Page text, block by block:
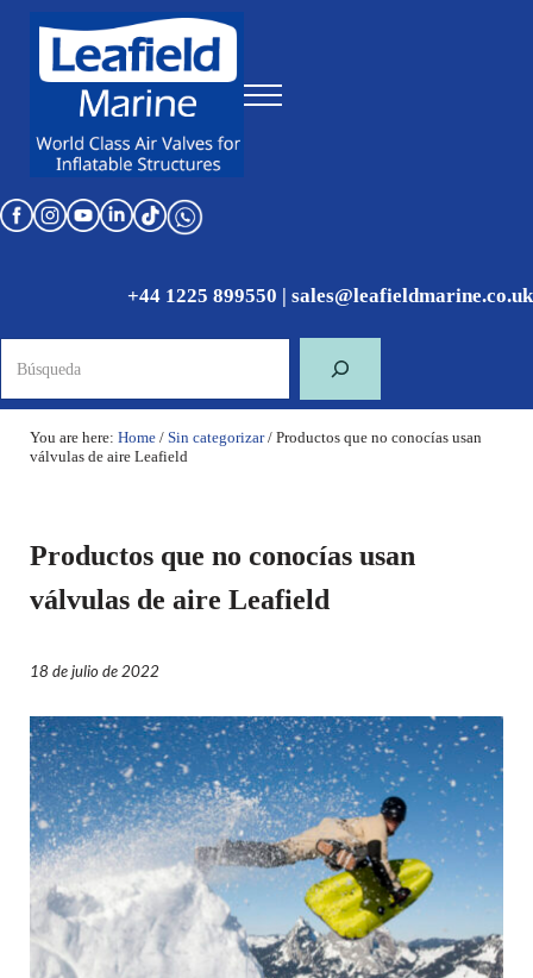
Menu
+44 1225 899550 | sales@leafieldmarine.co.uk
You are here: Home / Sin categorizar /Productos que no conocías usan
válvulas de aire Leafield
Productos que no conocías usan
válvulas de aire Leafield
18 de julio de 2022